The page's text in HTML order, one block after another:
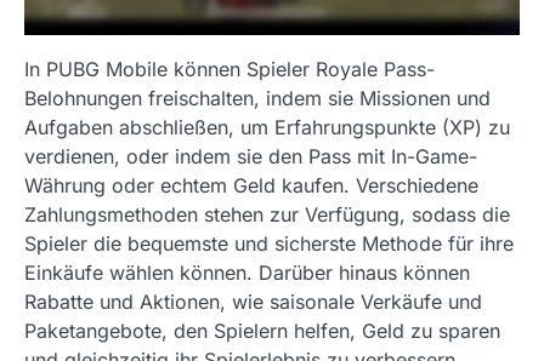
In PUBG Mobile können Spieler Royale Pass-
Belohnungen freischalten, indem sie Missionen und
Aufgaben abschließen, um Erfahrungspunkte (XP) zu
verdienen, oder indem sie den Pass mit In-Game-
Währung oder echtem Geld kaufen. Verschiedene
Zahlungsmethoden stehen zur Verfügung, sodass die
Spieler die bequemste und sicherste Methode für ihre
Einkäufe wählen können. Darüber hinaus können
Rabatte und Aktionen, wie saisonale Verkäufe und
Paketangebote, den Spielern helfen, Geld zu sparen